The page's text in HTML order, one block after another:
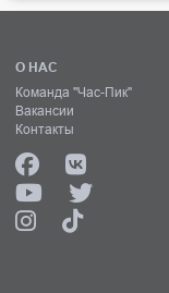
О НАС
Команда "Час-Пик"
Вакансии
Контакты